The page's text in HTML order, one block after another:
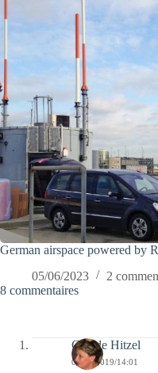
German airspace powered by
05/06/2023
2
8 commentaires
Claude Hitzel
05/02/2019/14:01